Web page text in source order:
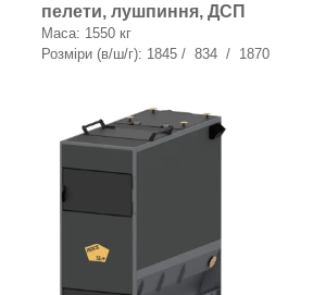
пелети, лушпиння, ДСП
Маса: 1550 кг
Розміри (в/ш/г): 1845 / 834 / 1870